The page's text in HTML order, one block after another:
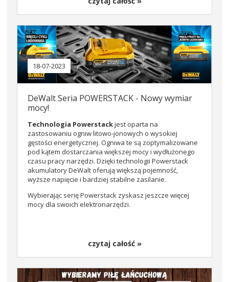
18-07-2023
DeWalt Seria POWERSTACK - Nowy wymiar
mocy!
Technologia Powerstackjest oparta na
zastosowaniu ogniw litowo-jonowych o wysokiej
gęstości energetycznej. Ogniwa te są zoptymalizowane
pod kątem dostarczania większej mocy i wydłużonego
czasu pracy narzędzi. Dzięki technologii Powerstack
akumulatory DeWalt oferują większą pojemność,
wyższe napięcie i bardziej stabilne zasilanie.
Wybierając serię Powerstack zyskasz jeszcze więcej
mocy dla swoich elektronarzędzi.
czytaj całość »